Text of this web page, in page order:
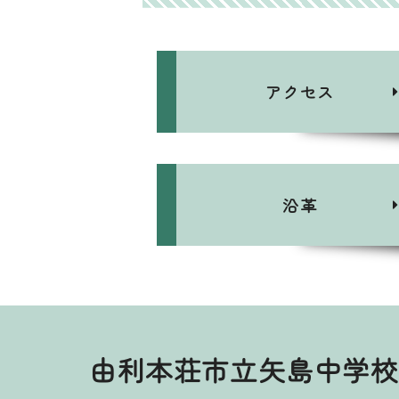
アクセス
沿革
由利本荘市立矢島中学校